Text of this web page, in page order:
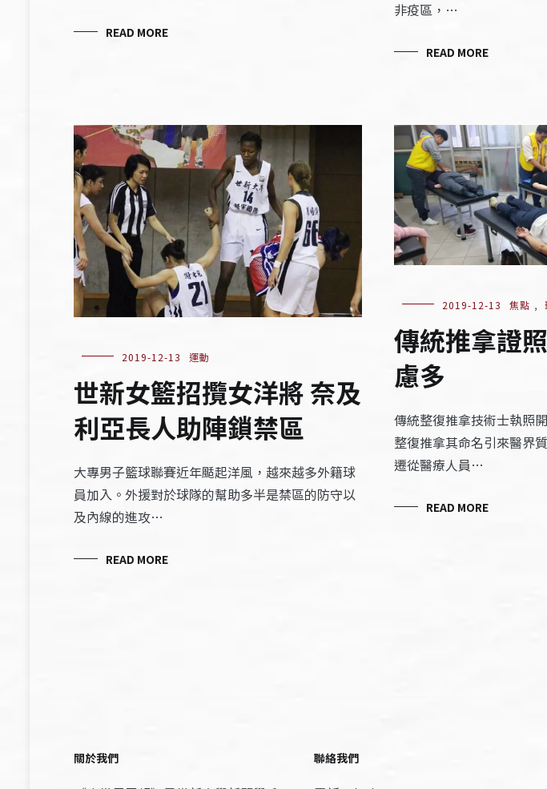
READ MORE
非疫區，…
READ MORE
2019-12-13 運動
世新女籃招攬女洋將 奈及
利亞長人助陣鎖禁區
大專男子籃球聯賽近年颳起洋風，越來越多外籍球
員加入。外援對於球隊的幫助多半是禁區的防守以
及內線的進攻…
READ MORE
2019-12-13 焦點 ,
傳統推拿證
慮多
傳統整復推拿技術士執照
整復推拿其命名引來醫界
遷從醫療人員…
READ MORE
關於我們 聯絡我們